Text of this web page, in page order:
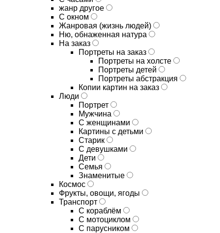
жанр другое
С окном
Жанровая (жизнь людей)
Ню, обнаженная натура
На заказ
Портреты на заказ
Портреты на холсте
Портреты детей
Портреты абстракция
Копии картин на заказ
Люди
Портрет
Мужчина
С женщинами
Картины с детьми
Старик
С девушками
Дети
Семья
Знаменитые
Космос
Фрукты, овощи, ягоды
Транспорт
С кораблём
С мотоциклом
С парусником